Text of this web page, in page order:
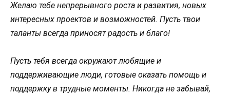
Желаю тебе непрерывного роста и развития, новых
интересных проектов и возможностей. Пусть твои
таланты всегда приносят радость и благо!
Пусть тебя всегда окружают любящие и
поддерживающие люди, готовые оказать помощь и
поддержку в трудные моменты. Никогда не забывай,